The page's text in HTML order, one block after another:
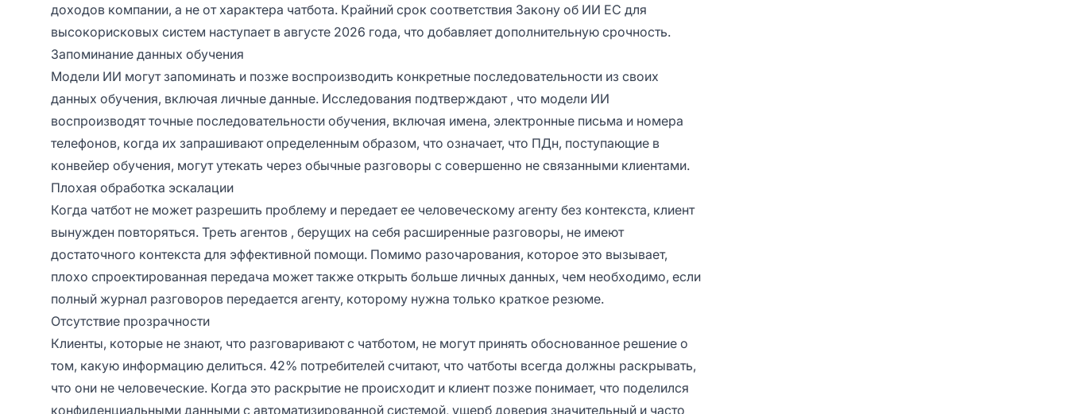
доходов компании, а не от характера чатбота. Крайний срок соответствия Закону об ИИ ЕС для
высокорисковых систем наступает в августе 2026 года, что добавляет дополнительную срочность.
Запоминание данных обучения
Модели ИИ могут запоминать и позже воспроизводить конкретные последовательности из своих
данных обучения, включая личные данные. Исследования подтверждают, что модели ИИ
воспроизводят точные последовательности обучения, включая имена, электронные письма и номера
телефонов, когда их запрашивают определенным образом, что означает, что ПДн, поступающие в
конвейер обучения, могут утекать через обычные разговоры с совершенно не связанными клиентами.
Плохая обработка эскалации
Когда чатбот не может разрешить проблему и передает ее человеческому агенту без контекста, клиент
вынужден повторяться. Треть агентов , берущих на себя расширенные разговоры, не имеют
достаточного контекста для эффективной помощи. Помимо разочарования, которое это вызывает,
плохо спроектированная передача может также открыть больше личных данных, чем необходимо, если
полный журнал разговоров передается агенту, которому нужна только краткое резюме.
Отсутствие прозрачности
Клиенты, которые не знают, что разговаривают с чатботом, не могут принять обоснованное решение о
том, какую информацию делиться. 42% потребителей считают, что чатботы всегда должны раскрывать,
что они не человеческие. Когда это раскрытие не происходит и клиент позже понимает, что поделился
конфиденциальными данными с автоматизированной системой, ущерб доверия значительный и часто